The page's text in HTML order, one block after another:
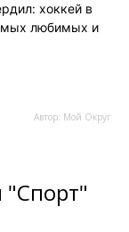
хоккей в
любимых и
Автор: Мой Округ
"Спорт"